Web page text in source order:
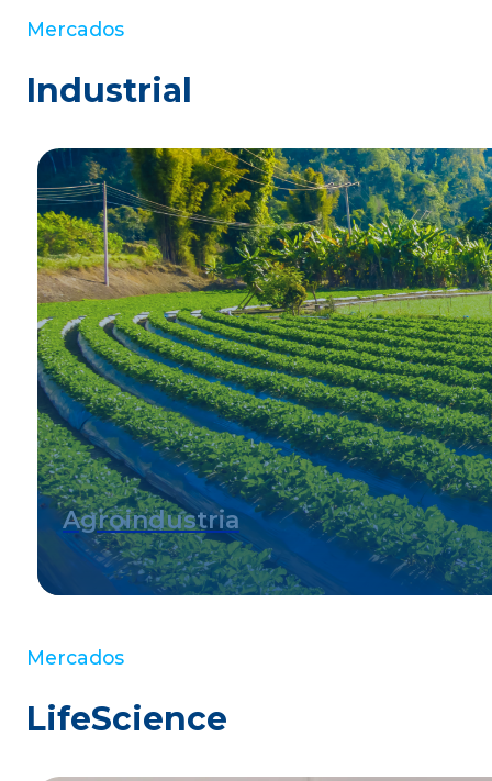
Mercados
Industrial
Procesamiento químico
Industria química y petroquímica
Mercados
LifeScience